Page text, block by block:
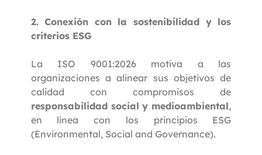
2. Conexión con la sostenibilidad y los
criterios ESG
La ISO 9001:2026 motiva a las
organizaciones a alinear sus objetivos de
calidad con compromisos de
responsabilidad social y medioambiental,
en línea con los principios ESG
(Environmental, Social and Governance).